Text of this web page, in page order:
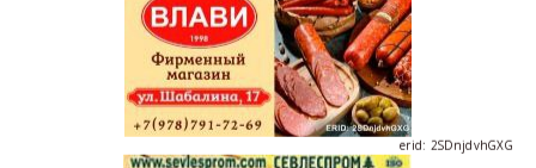
erid: 2SDnjdvhGXG